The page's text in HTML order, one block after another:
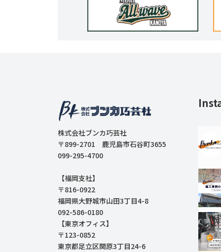
株式会社ブンカ巧芸社
〒899-2701 鹿児島市石谷町3655
099-295-4700
【福岡支社】
〒816-0922
福岡県大野城市山田3丁目4-8
092-586-0180
【東京オフィス】
〒123-0852
東京都足立区関原3丁目24-6